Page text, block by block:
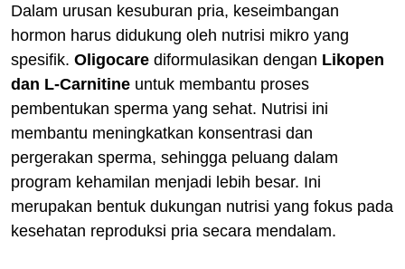
Dalam urusan kesuburan pria, keseimbangan
hormon harus didukung oleh nutrisi mikro yang
spesifik. Oligocare diformulasikan dengan Likopen
dan L-Carnitine untuk membantu proses
pembentukan sperma yang sehat. Nutrisi ini
membantu meningkatkan konsentrasi dan
pergerakan sperma, sehingga peluang dalam
program kehamilan menjadi lebih besar. Ini
merupakan bentuk dukungan nutrisi yang fokus pada
kesehatan reproduksi pria secara mendalam.